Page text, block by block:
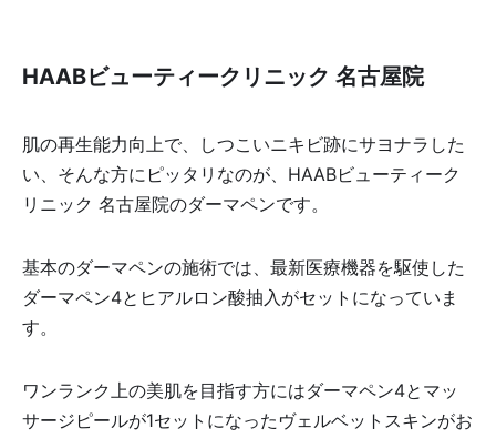
HAABビューティークリニック 名古屋院
肌の再生能力向上で、しつこいニキビ跡にサヨナラした
い、そんな方にピッタリなのが、HAABビューティーク
リニック 名古屋院のダーマペンです。
基本のダーマペンの施術では、最新医療機器を駆使した
ダーマペン4とヒアルロン酸抽入がセットになっていま
す。
ワンランク上の美肌を目指す方にはダーマペン4とマッ
サージピールが1セットになったヴェルベットスキンがお